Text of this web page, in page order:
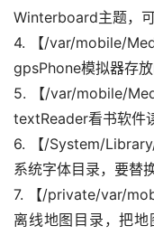
Winterboard主题，可
4. 【/var/mobile/
gpsPhone模拟器存放
5. 【/var/mobile/
textReader看书软件
6. 【/System/
系统字体目录，要替
7. 【/private/var/
离线地图目录，把